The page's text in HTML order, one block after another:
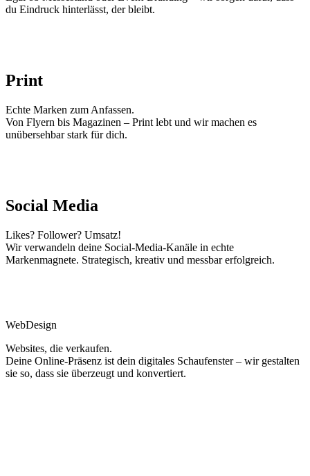
du Eindruck hinterlässt, der bleibt.
Print
Echte Marken zum Anfassen.
Von Flyern bis Magazinen – Print lebt und wir machen es
unübersehbar stark für dich.
Social Media
Likes? Follower? Umsatz!
Wir verwandeln deine Social-Media-Kanäle in echte
Markenmagnete. Strategisch, kreativ und messbar erfolgreich.
WebDesign
Websites, die verkaufen.
Deine Online-Präsenz ist dein digitales Schaufenster – wir gestalten
sie so, dass sie überzeugt und konvertiert.